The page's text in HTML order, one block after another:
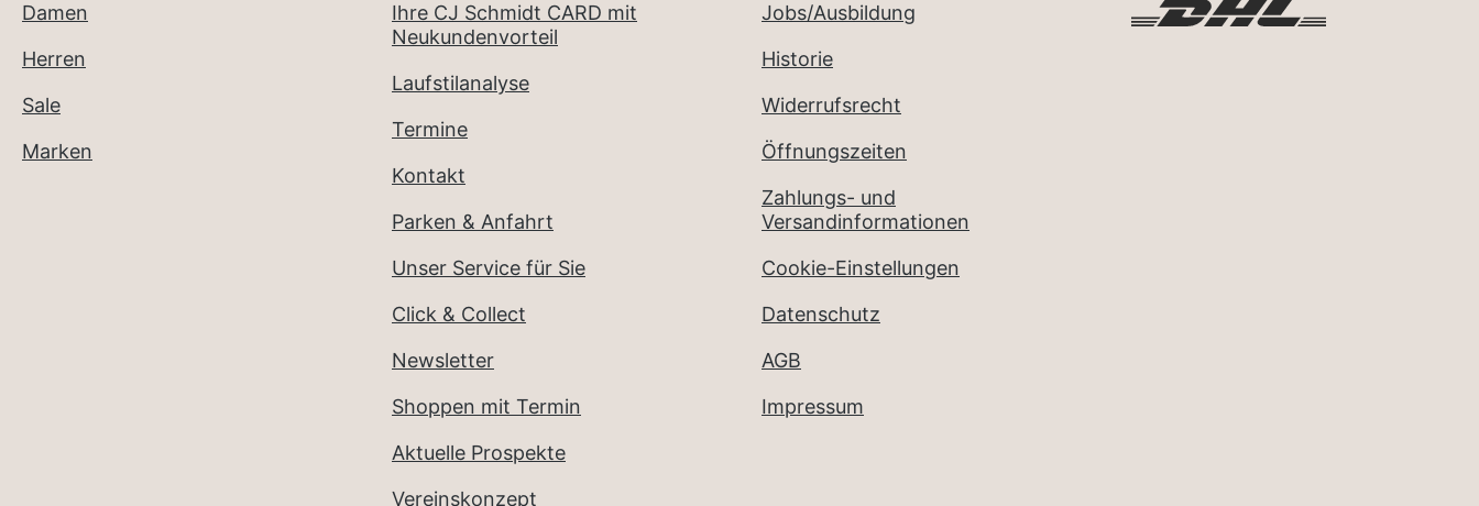
Damen
Herren
Sale
Marken
Ihre CJ Schmidt CARD mit
Neukundenvorteil
Laufstilanalyse
Termine
Kontakt
Parken & Anfahrt
Unser Service für Sie
Click & Collect
Newsletter
Shoppen mit Termin
Aktuelle Prospekte
Vereinskonzept
Jobs/Ausbildung
Historie
Widerrufsrecht
Öffnungszeiten
Zahlungs- und
Versandinformationen
Cookie-Einstellungen
Datenschutz
AGB
Impressum